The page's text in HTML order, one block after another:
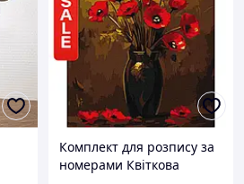
Комплект для розпису за
номерами Квіткова